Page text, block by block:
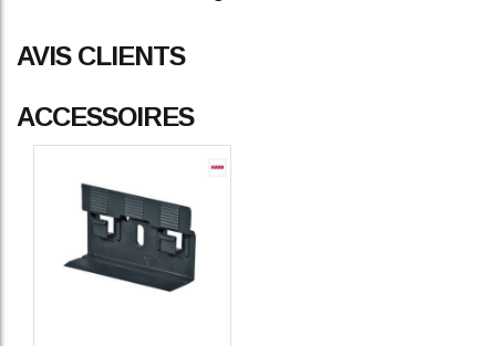
AVIS CLIENTS
ACCESSOIRES